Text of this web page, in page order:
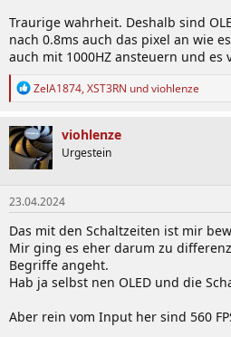
Traurige wahrheit. Deshalb sind
nach 0.8ms auch das pixel an wie
auch mit 1000HZ ansteuern und es
R
k
t
i
o
n
e
n
ZelA1874, XST3RN undviohlenze
viohlenze
Urgestein
23.04.2024
Das mit den Schaltzeiten ist mir
Mir ging es eher darum zu
Begriffe angeht.
Hab ja selbst nen OLED und die
Aber rein vom Input her sind 560